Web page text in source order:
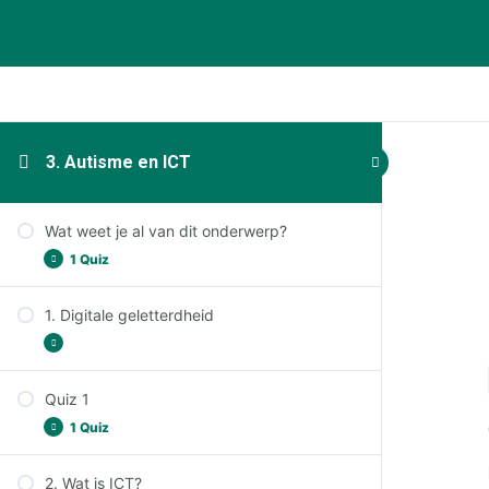
3. Autisme en ICT
Wat weet je al van dit onderwerp?
1 Quiz
Wat weet je al van dit onderwerp?
1. Digitale geletterdheid
Quiz 1
1 Quiz
2. Wat is ICT?